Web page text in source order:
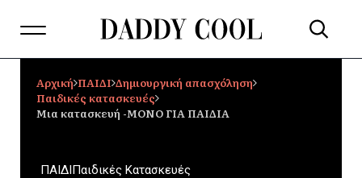
Αρχική ΠΑΙΔΙ Δημιουργική απασχόληση
Παιδικές κατασκευές
Μια κατασκευή -ΜΟΝΟ ΓΙΑ ΠΑΙΔΙΑ
ΠΑΙΔΙΠαιδικές Κατασκευές